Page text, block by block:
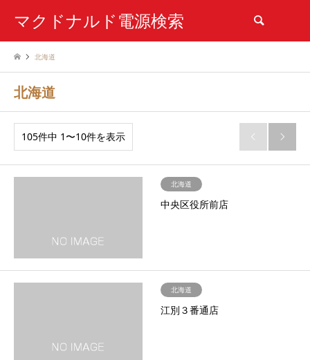
マクドナルド電源検索
北海道
北海道
105件中 1〜10件を表示  
北海道
中央区役所前店
北海道
江別３番通店